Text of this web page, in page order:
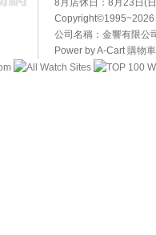
8月店休日：8月23日(
Copyright©1995~2026
公司名稱：金響有限公
Power by A-Cart購物車